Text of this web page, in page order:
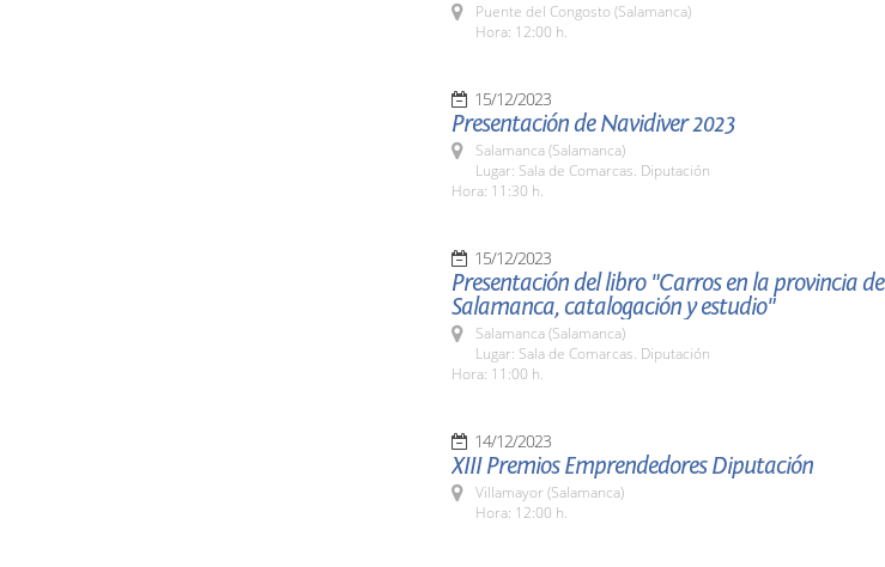
Puente del Congosto (Salamanca)
Hora: 12:00 h.
15/12/2023
Presentación de Navidiver 2023
Salamanca (Salamanca)
Lugar: Sala de Comarcas. Diputación
Hora: 11:30 h.
15/12/2023
Presentación del libro "Carros en la provincia de
Salamanca, catalogación y estudio"
Salamanca (Salamanca)
Lugar: Sala de Comarcas. Diputación
Hora: 11:00 h.
14/12/2023
XIII Premios Emprendedores Diputación
Villamayor (Salamanca)
Hora: 12:00 h.